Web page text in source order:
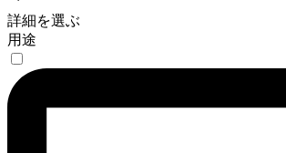
詳細を選ぶ
用途